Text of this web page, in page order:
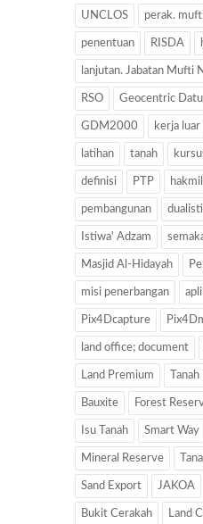
UNCLOS perak.
penentuan RISDA
lanjutan. Jabatan Mufti
RSO Geocentric
GDM2000 kerja luar
latihan tanah
definisi PTP
pembangunan
Istiwa' Adzam
Masjid Al-Hidayah
misi penerbangan
Pix4Dcapture
land office; document
Land Premium
Bauxite Forest
Isu Tanah Smart Way
Mineral Reserve
Sand Export JAKOA
Bukit Cerakah Land